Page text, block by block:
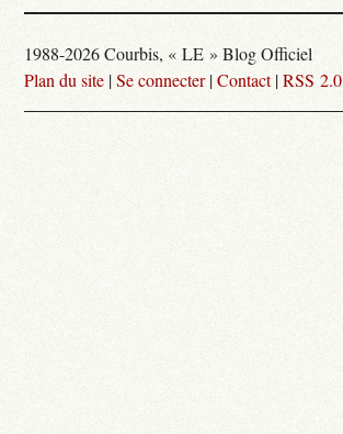
1988-2026 Courbis, « LE » Blog Officiel
Plan du site |Se connecter|Contact|RSS 2.0